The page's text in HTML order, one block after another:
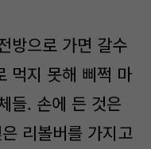
방으로 가면 갈수
먹지 못해 삐쩍 마
들. 손에 든 것은
리볼버를 가지고